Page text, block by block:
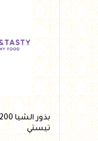
جنيه 42.00
تيستي